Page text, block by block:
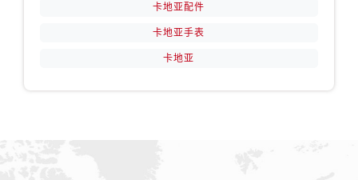
卡地亚配件
卡地亚手表
卡地亚